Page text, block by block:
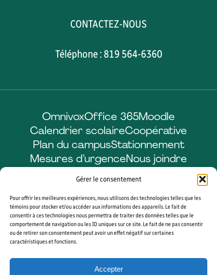
Gérer le consentement
Pour offrir les meilleures expériences, nous utilisons des technologies telles que les
témoins pour stocker et/ou accéder aux informations des appareils. Le fait de
consentir à ces technologies nous permettra de traiter des données telles que le
comportement de navigation ou les ID uniques sur ce site. Le fait de ne pas consentir
ou de retirer son consentement peut avoir un effet négatif sur certaines
caractéristiques et fonctions.
Accepter
CONTACTEZ-NOUS
Téléphone : 819 564-6360
OmnivoxOffice 365Moodle
Calendrier scolaireCoopérative
Plan du campusStationnement
Mesures d’urgenceNous joindre
FacebookLinkedInInstagramYouTube
VORTEX SOLUTION